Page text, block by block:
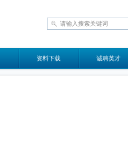
资料下载 诚聘英才